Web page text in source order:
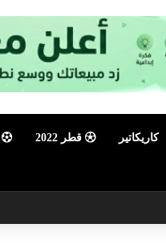
كاريكاتير قطر 2022